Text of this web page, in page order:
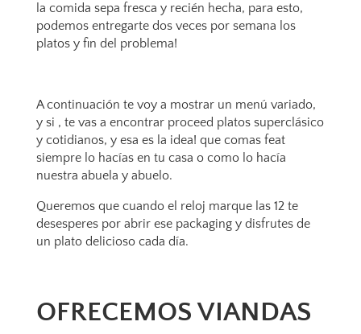
la comida sepa fresca y recién hecha, para esto,
podemos entregarte dos veces por semana los
platos y fin del problema!
A continuación te voy a mostrar un menú variado,
y si , te vas a encontrar proceed platos superclásico
y cotidianos, y esa es la idea! que comas feat
siempre lo hacías en tu casa o como lo hacía
nuestra abuela y abuelo.
Queremos que cuando el reloj marque las 12 te
desesperes por abrir ese packaging y disfrutes de
un plato delicioso cada día.
OFRECEMOS VIANDAS